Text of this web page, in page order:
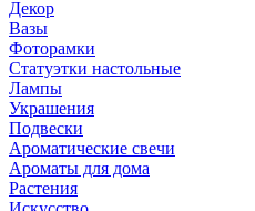
Декор
Вазы
Фоторамки
Статуэтки настольные
Лампы
Украшения
Подвески
Ароматические свечи
Ароматы для дома
Растения